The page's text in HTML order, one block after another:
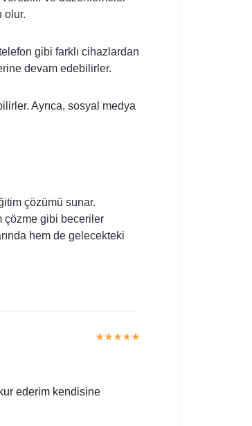
olur.
gibi farklı cihazlardan
devam edebilirler.
Ayrıca, sosyal medya
çözümü sunar.
çözme gibi beceriler
hem de gelecekteki
ederim kendisine